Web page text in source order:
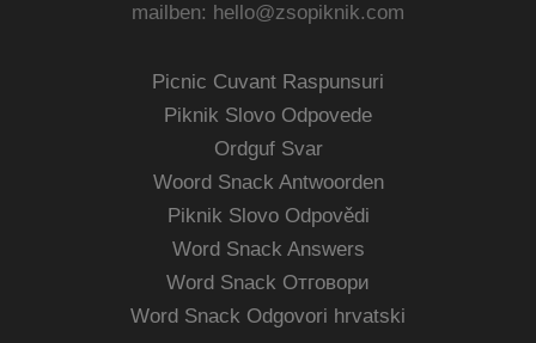
mailben: hello@zsopiknik.com
Picnic Cuvant Raspunsuri
Piknik Slovo Odpovede
Ordguf Svar
Woord Snack Antwoorden
Piknik Slovo Odpovědi
Word Snack Answers
Word Snack Отговори
Word Snack Odgovori hrvatski